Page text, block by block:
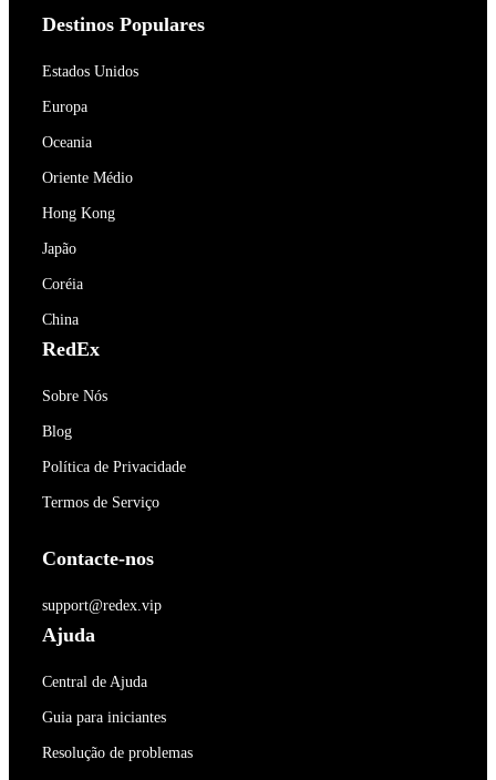
Destinos Populares
Estados Unidos
Europa
Oceania
Oriente Médio
Hong Kong
Japão
Coréia
China
RedEx
Sobre Nós
Blog
Política de Privacidade
Termos de Serviço
Contacte-nos
support@redex.vip
Ajuda
Central de Ajuda
Guia para iniciantes
Resolução de problemas